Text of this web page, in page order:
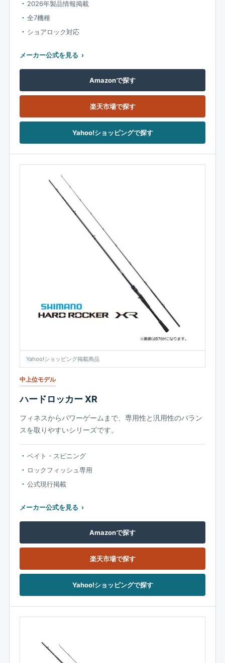
2026年製品情報掲載
全7機種
ショアロック対応
メーカー公式を見る
Amazonで探す
楽天市場で探す
Yahoo!ショッピングで探す
Yahoo!ショッピング掲載商品
中上位モデル
ハードロッカー XR
フィネスからパワーゲームまで、専用性と汎用性のバラン
スを取りやすいシリーズです。
ベイト・スピニング
ロックフィッシュ専用
公式現行掲載
メーカー公式を見る
Amazonで探す
楽天市場で探す
Yahoo!ショッピングで探す